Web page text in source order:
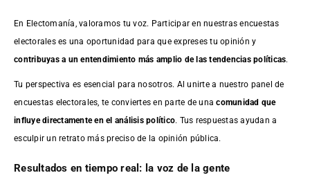
En Electomanía, valoramos tu voz. Participar en nuestras encuestas
electorales es una oportunidad para que expreses tu opinión y
contribuyas a un entendimiento más amplio de las tendencias políticas.
Tu perspectiva es esencial para nosotros. Al unirte a nuestro panel de
encuestas electorales, te conviertes en parte de unacomunidad que
influye directamente en el análisis político. Tus respuestas ayudan a
esculpir un retrato más preciso de la opinión pública.
Resultados en tiempo real: la voz de la gente